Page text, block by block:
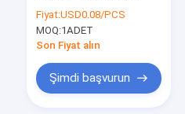
ucuz fiyat özel kalay
düğmesi rozet
Fiyat:USD0.08/PCS
MOQ:1ADET
Son Fiyat alın
Şimdi başvurun